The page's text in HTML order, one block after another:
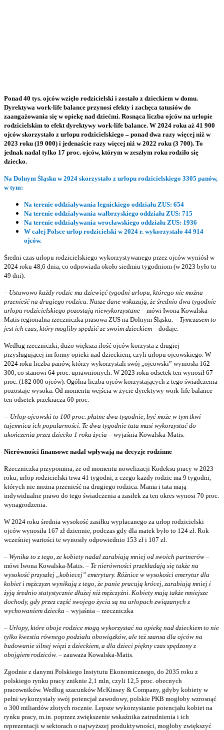
Ponad 40 tys. ojców wzięło rodzicielski i zostało z dzieckiem w domu.
Dyrektywa work-life balance przynosi efekty i zachęca tatusiów do
zaangażowania się w opiekę nad dziećmi. Rosnąca liczba ojców na urlopie
rodzicielskim to efekt dyrektywy work-life balance. W 2024 roku aż 41 900
ojców skorzystało z urlopu rodzicielskiego – ponad dwa razy więcej niż w
2023 roku (19 000) i jedenaście razy więcej niż w 2022 roku (3 700). To
jednak nadal tylko 17 proc. ojców, którym w zeszłym roku rodziło się
dziecko.
Na Dolnym Śląsku w 2024 skorzystało z urlopu rodzicielskiego 3305 panów,
w tym:
Na terenie oddziaływania legnickiego oddziału ZUS: 654
Na terenie oddziaływania wałbrzyskiego oddziału ZUS: 715
Na terenie oddziaływania wrocławskiego oddziału ZUS: 1936
W całej Polsce urlop rodzicielski w 2024 r. wykorzystało 44 914
ojców.
Średni czas urlopu rodzicielskiego wykorzystywanego przez ojców wyniósł w
2024 roku 48,6 dnia, co odpowiada około siedmiu tygodniom (w 2023 było to
49 dni).
– Ustawowo każdy rodzic ma dziewięć tygodni urlopu, którego nie można
przenieść na drugiego rodzica. Nasze dane wskazują, że średnio dwa tygodnie
urlopu rodzicielskiego pozostają niewykorzystane – mówi Iwona Kowalska-
Matis regionalna rzeczniczka prasowa ZUS na Dolnym Śląsku. – Tymczasem to
jest ich czas, który mogliby spędzić ze swoim dzieckiem – dodaje.
Według rzeczniczki, dużo większa ilość ojców korzysta z drugiej
przysługującej im formy opieki nad dzieckiem, czyli urlopu ojcowskiego. W
2024 roku liczba panów, którzy wykorzystali swój „ojcowski” wyniosła 162
300, co stanowi 64 proc. uprawnionych. W 2023 roku odsetek ten wynosił 67
proc. (182 000 ojców). Ogólna liczba ojców korzystających z tego świadczenia
pozostaje wysoka. Od momentu wejścia w życie dyrektywy work-life balance
ten odsetek przekracza 60 proc.
– Urlop ojcowski to 100 proc. płatne dwa tygodnie, być może w tym tkwi
tajemnica ich popularności. Te dwa tygodnie tata musi wykorzystać do
ukończenia przez dziecko 1 roku życia – wyjaśnia Kowalska-Matis.
Nierówności finansowe nadal wpływają na decyzje rodzinne
Rzeczniczka przypomina, że od momentu nowelizacji Kodeksu pracy w 2023
roku, urlop rodzicielski trwa 41 tygodni, z czego każdy rodzic ma 9 tygodni,
których nie można przenieść na drugiego rodzica. Mama i tata mają
indywidualne prawo do tego świadczenia a zasiłek za ten okres wynosi 70 proc.
wynagrodzenia.
W 2024 roku średnia wysokość zasiłku wypłacanego za urlop rodzicielski
ojców wynosiła 167 zł dziennie, podczas gdy dla matek było to 124 zł. Rok
wcześniej wartości te wynosiły odpowiednio 153 zł i 107 zł.
– Wynika to z tego, ze kobiety nadal zarabiają mniej od swoich partnerów –
mówi Iwona Kowalska-Matis. – Te nierówności przekładają się także na
wysokość przyszłej „kobiecej” emerytury. Różnice w wysokości emerytur dla
kobiet i mężczyzn wynikają z tego, że panie pracują krócej, zarabiają mniej i
żyją średnio statystycznie dłużej niż mężczyźni. Kobiety mają także mniejsze
dochody, gdy przez część swojego życia są na urlopach związanych z
wychowaniem dziecka – wyjaśnia – rzeczniczka
– Urlopy, które oboje rodzice mogą wykorzystać na opiekę nad dzieckiem to nie
tylko kwestia równego podziału obowiązków, ale też szansa dla ojców na
budowanie silnej więzi z dzieckiem, a dla dzieci piękny czas spędzony z
obojgiem rodziców. – zauważa Kowalska-Matis.
Zgodnie z danymi Polskiego Instytutu Ekonomicznego, do 2035 roku z
polskiego rynku pracy zniknie 2,1 mln, czyli 12,5 proc. obecnych
pracowników. Według szacunków McKinsey & Company, gdyby kobiety w
pełni wykorzystały swój potencjał zawodowy, polskie PKB mogłoby wzrosnąć
o 300 miliardów złotych rocznie. Lepsze wykorzystanie potencjału kobiet na
rynku pracy, m.in. poprzez zwiększenie wskaźnika zatrudnienia i ich
reprezentacji w sektorach o najwyższej produktywności, mogłoby zwiększyć